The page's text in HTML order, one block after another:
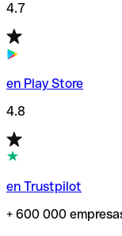
4.7
en Play Store
4.8
en Trustpilot
+ 600 000